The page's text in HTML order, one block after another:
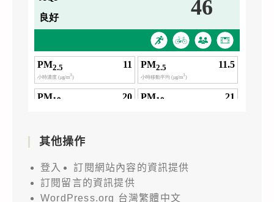
其他操作
登入
訂閱網站內容的資訊提供
訂閱留言的資訊提供
WordPress.org 台灣繁體中文